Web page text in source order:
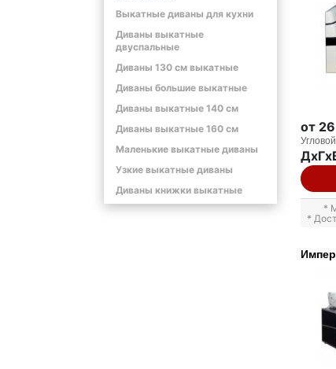
Выкатные диваны для кухни
Диваны выкатные
двуспальные
Диваны 130 см выкатные
Диваны большие выкатные
Диваны выкатные 140 см
Диваны выкатные 160 см
Маленькие выкатные диваны
Узкие выкатные диваны
Диваны книжки выкатные
от
*
*